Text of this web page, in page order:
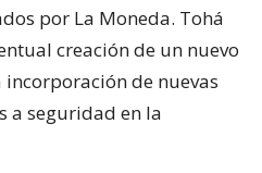
por La Moneda. Tohá
creación de un nuevo
de nuevas
a seguridad en la